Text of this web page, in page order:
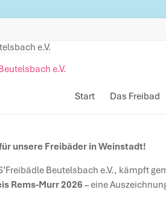
Start Das Freibad
unsere Freibäder in Weinstadt!
Beutelsbach e.V., kämpft
Rems-Murr 2026 – eine